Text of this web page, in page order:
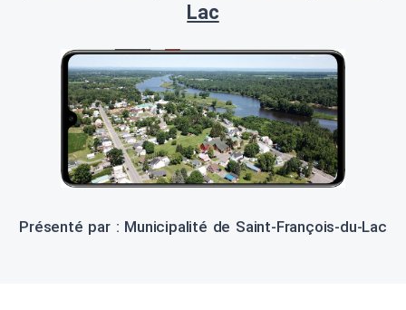
Lac
Présenté par : Municipalité de Saint-François-du-Lac